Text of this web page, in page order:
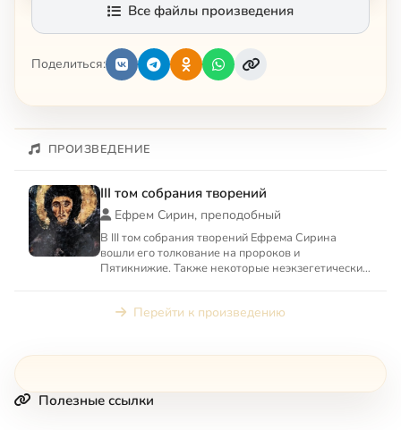
Все файлы произведения
Поделиться:
ПРОИЗВЕДЕНИЕ
III том собрания творений
Ефрем Сирин, преподобный
В III том собрания творений Ефрема Сирина
вошли его толкование на пророков и
Пятикнижие. Также некоторые неэкзегетические
Перейти к произведению
Полезные ссылки